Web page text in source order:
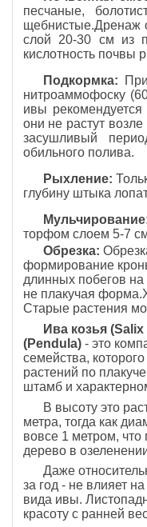
песчаные,
щебнистые.Дренаж
слой 20-30 см из
кислотность почвы
Подкормка:
нитроаммофоску
ивы
они не растут
засушливый
обильного полива.
Рыхление:
глубину штыка
торфом слоем 5-7
Обрезка:
формирование
длинных побегов на
не плакучая
Старые растения
Ива козья
(Pendula)- это
семейства, которого
растений по
штамб и
В высоту это
метра, тогда как
вовсе 1 метром, что
дерево в
Даже
за год - не влияет
вида ивы.
красоту с ранней